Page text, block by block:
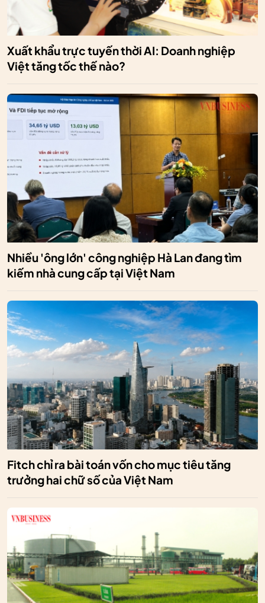
Xuất khẩu trực tuyến thời AI: Doanh nghiệp
Việt tăng tốc thế nào?
Nhiều 'ông lớn' công nghiệp Hà Lan đang tìm
kiếm nhà cung cấp tại Việt Nam
Fitch chỉ ra bài toán vốn cho mục tiêu tăng
trưởng hai chữ số của Việt Nam